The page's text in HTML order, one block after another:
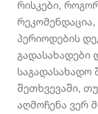
რისკები,
პერიოდების
გადასახადები
საგადასახადო
შეთხვევაში,
აღმოჩენა ვერ